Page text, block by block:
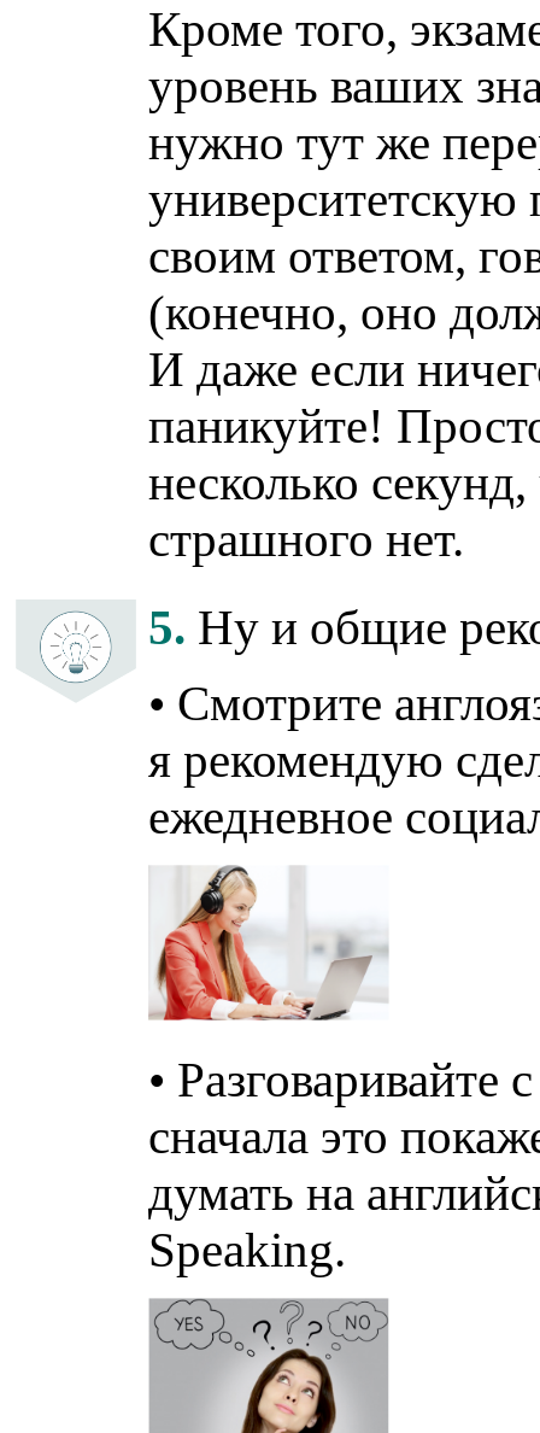
Кроме того,
уровень ваших
нужно тут же
университетскую
своим ответом,
(конечно, оно
И даже если
паникуйте!
несколько
страшного нет.
5. Ну и общие
• Смотрите
я рекомендую
ежедневное
•
сначала это
думать на
Speaking.